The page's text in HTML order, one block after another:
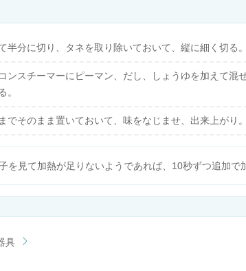
半分に切り、タネを取り除いておいて、縦に細く切る
ンスチーマーにピーマン、だし、しょうゆを加えて混
。
でそのまま置いておいて、味をなじませ、出来上がり。
を見て加熱が足りないようであれば、10秒ずつ追加で
具